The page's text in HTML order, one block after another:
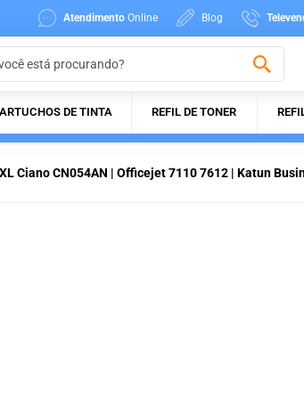
Atendimento Online Blog
DE TINTA REFIL DE TONER
Ciano CN054AN | Officejet 7110 7612 | Katun